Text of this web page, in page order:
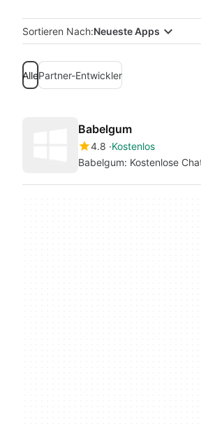
Sortieren Nach:Neueste Apps
AllePartner-Entwickler
Babelgum
4.8 Kostenlos
Babelgum: Kostenlose